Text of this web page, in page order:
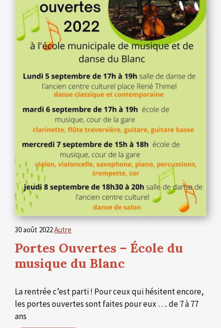
30 août 2022Autre
Portes Ouvertes – École du
musique du Blanc
La rentrée c’est parti ! Pour ceux qui hésitent encore,
les portes ouvertes sont faites pour eux …. de 7 à 77
ans